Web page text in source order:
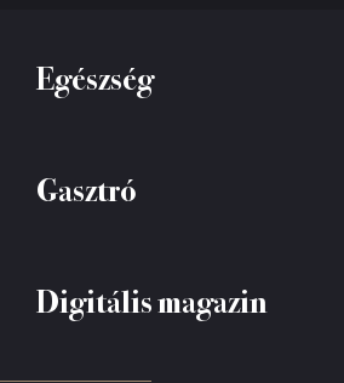
Egészség
Gasztró
Digitális magazin